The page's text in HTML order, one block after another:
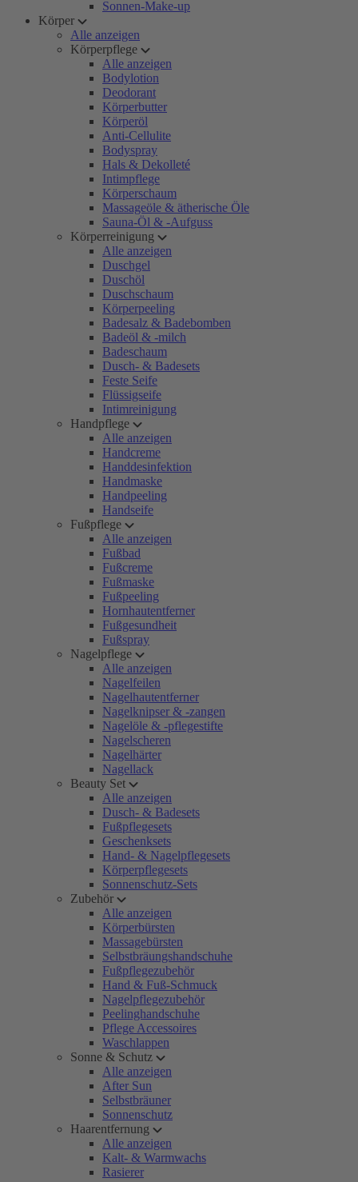
Sonnen-Make-up
Körper
Alle anzeigen
Körperpflege
Alle anzeigen
Bodylotion
Deodorant
Körperbutter
Körperöl
Anti-Cellulite
Bodyspray
Hals & Dekolleté
Intimpflege
Körperschaum
Massageöle & ätherische Öle
Sauna-Öl & -Aufguss
Körperreinigung
Alle anzeigen
Duschgel
Duschöl
Duschschaum
Körperpeeling
Badesalz & Badebomben
Badeöl & -milch
Badeschaum
Dusch- & Badesets
Feste Seife
Flüssigseife
Intimreinigung
Handpflege
Alle anzeigen
Handcreme
Handdesinfektion
Handmaske
Handpeeling
Handseife
Fußpflege
Alle anzeigen
Fußbad
Fußcreme
Fußmaske
Fußpeeling
Hornhautentferner
Fußgesundheit
Fußspray
Nagelpflege
Alle anzeigen
Nagelfeilen
Nagelhautentferner
Nagelknipser & -zangen
Nagelöle & -pflegestifte
Nagelscheren
Nagelhärter
Nagellack
Beauty Set
Alle anzeigen
Dusch- & Badesets
Fußpflegesets
Geschenksets
Hand- & Nagelpflegesets
Körperpflegesets
Sonnenschutz-Sets
Zubehör
Alle anzeigen
Körperbürsten
Massagebürsten
Selbstbräungshandschuhe
Fußpflegezubehör
Hand & Fuß-Schmuck
Nagelpflegezubehör
Peelinghandschuhe
Pflege Accessoires
Waschlappen
Sonne & Schutz
Alle anzeigen
After Sun
Selbstbräuner
Sonnenschutz
Haarentfernung
Alle anzeigen
Kalt- & Warmwachs
Rasierer